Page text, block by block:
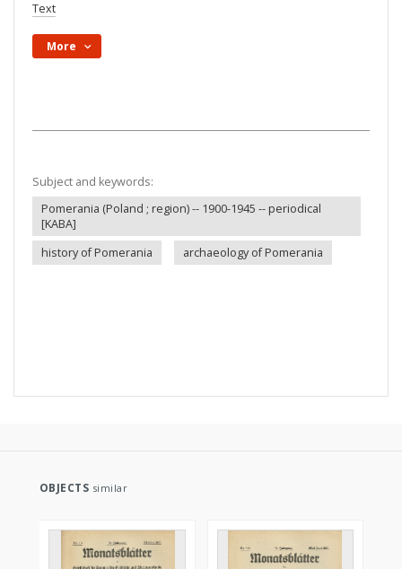
Text
More
Subject and keywords:
Pomerania (Poland ; region) -- 1900-1945 -- periodical
[KABA]
history of Pomerania
archaeology of Pomerania
OBJECTS similar